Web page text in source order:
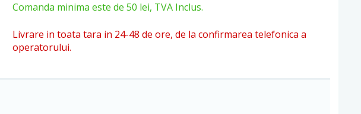
Comanda minima este de 50 lei, TVA Inclus.
Livrare in toata tara in 24-48 de ore, de la confirmarea telefonica a
operatorului.